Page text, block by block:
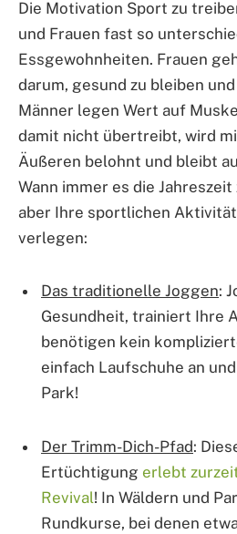
Die Motivation Sport zu
und Frauen fast so
Essgewohnheiten. Frauen
darum, gesund zu bleiben
Männer legen Wert auf
damit nicht übertreibt, wird
Äußeren belohnt und bleibt
Wann immer es die
aber Ihre sportlichen
verlegen:
Das traditionelle Joggen:
Gesundheit, trainiert Ihre
benötigen kein
einfach Laufschuhe an
Park!
Der Trimm-Dich-Pfad:
Ertüchtigung erlebt
Revival! In Wäldern und
Rundkurse, bei denen